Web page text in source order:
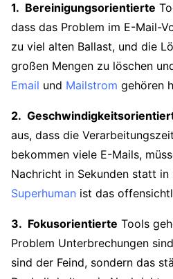
Bereinigungsorientierte
dass das Problem im E-Mail-
zu viel alten Ballast, und die
großen Mengen zu löschen
Email und Mailstrom gehören
aus, dass die
bekommen viele E-Mails,
Nachricht in Sekunden statt in
Superhuman ist das
Fokusorientierte Tools
Problem Unterbrechungen
sind der Feind, sondern das